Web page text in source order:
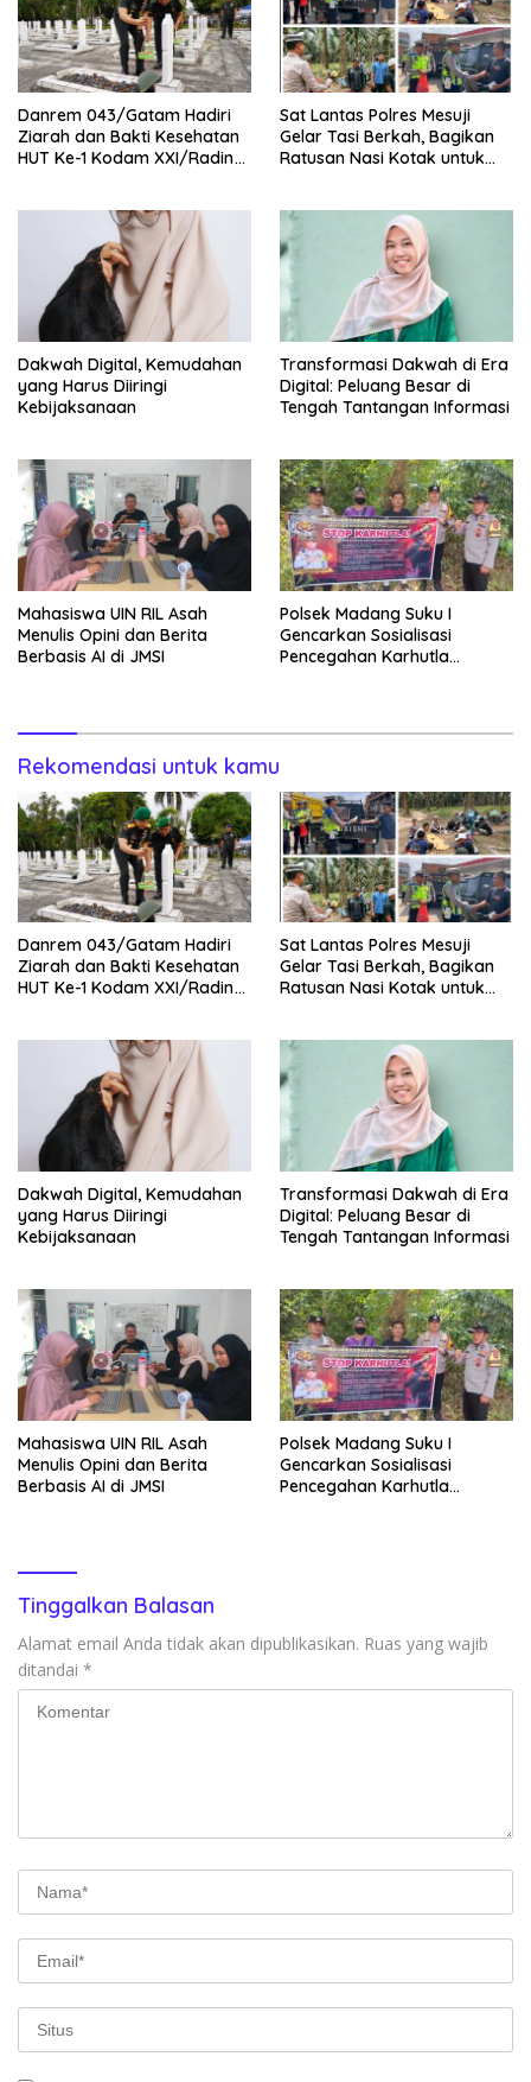
Danrem 043/Gatam Hadiri
Ziarah dan Bakti Kesehatan
HUT Ke-1 Kodam XXI/Radin
Sat Lantas Polres Mesuji
Gelar Tasi Berkah, Bagikan
Ratusan Nasi Kotak untuk
Dakwah Digital, Kemudahan
yang Harus Diiringi
Kebijaksanaan
Transformasi Dakwah di Era
Digital: Peluang Besar di
Tengah Tantangan Informasi
Mahasiswa UIN RIL Asah
Menulis Opini dan Berita
Berbasis AI di JMSI
Polsek Madang Suku I
Gencarkan Sosialisasi
Pencegahan Karhutla
Rekomendasi untuk kamu
Danrem 043/Gatam Hadiri
Ziarah dan Bakti Kesehatan
HUT Ke-1 Kodam XXI/Radin
Sat Lantas Polres Mesuji
Gelar Tasi Berkah, Bagikan
Ratusan Nasi Kotak untuk
Dakwah Digital, Kemudahan
yang Harus Diiringi
Kebijaksanaan
Transformasi Dakwah di Era
Digital: Peluang Besar di
Tengah Tantangan Informasi
Mahasiswa UIN RIL Asah
Menulis Opini dan Berita
Berbasis AI di JMSI
Polsek Madang Suku I
Gencarkan Sosialisasi
Pencegahan Karhutla
Tinggalkan Balasan
Alamat email Anda tidak akan dipublikasikan. Ruas yang wajib
ditandai *